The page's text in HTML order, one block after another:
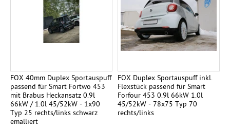
FOX 40mm Duplex Sportauspuff
passend für Smart Fortwo 453
mit Brabus Heckansatz 0.9l
66kW / 1.0l 45/52kW - 1x90
Typ 25 rechts/links schwarz
emalliert
FOX Duplex Sportauspuff inkl.
Flexstück passend für Smart
Forfour 453 0.9l 66kW 1.0l
45/52kW - 78x75 Typ 70
rechts/links